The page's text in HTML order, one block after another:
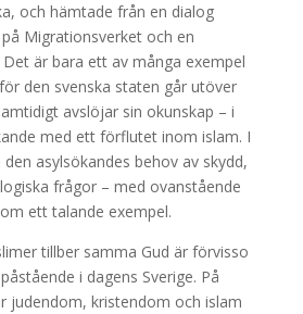
och hämtade från en dialog
Migrationsverket och en
är bara ett av många exempel
den svenska staten går utöver
avslöjar sin okunskap – i
med ett förflutet inom islam. I
asylsökandes behov av skydd,
frågor – med ovanstående
ett talande exempel.
tillber samma Gud är förvisso
i dagens Sverige. På
judendom, kristendom och islam